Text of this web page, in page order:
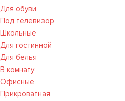
Для обуви
Под телевизор
Школьные
Для гостинной
Для белья
В комнату
Офисные
Прикроватная